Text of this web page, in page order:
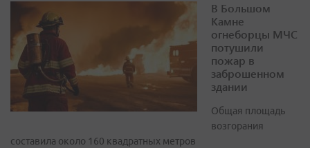
В Большом
Камне
огнеборцы МЧС
потушили
пожар в
заброшенном
здании
Общая площадь
возгорания
составила около 160 квадратных метров